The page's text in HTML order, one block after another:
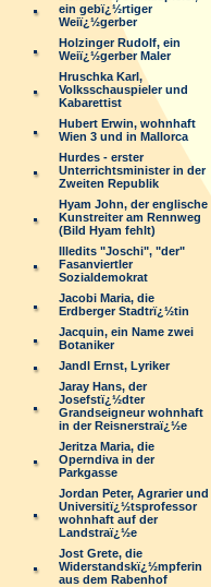
ein gebï¿½rtiger
Weiï¿½gerber
Holzinger Rudolf, ein
Weiï¿½gerber Maler
Hruschka Karl,
Volksschauspieler und
Kabarettist
Hubert Erwin, wohnhaft
Wien 3 und in Mallorca
Hurdes - erster
Unterrichtsminister in der
Zweiten Republik
Hyam John, der englische
Kunstreiter am Rennweg
(Bild Hyam fehlt)
Illedits "Joschi", "der"
Fasanviertler
Sozialdemokrat
Jacobi Maria, die
Erdberger Stadtrï¿½tin
Jacquin, ein Name zwei
Botaniker
Jandl Ernst, Lyriker
Jaray Hans, der
Josefstï¿½dter
Grandseigneur wohnhaft
in der Reisnerstraï¿½e
Jeritza Maria, die
Operndiva in der
Parkgasse
Jordan Peter, Agrarier und
Universitï¿½tsprofessor
wohnhaft auf der
Landstraï¿½e
Jost Grete, die
Widerstandskï¿½mpferin
aus dem Rabenhof